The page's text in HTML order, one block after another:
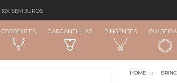
10X SEM JUROS
CORRENTES GARGANTILHAS PINGENTES